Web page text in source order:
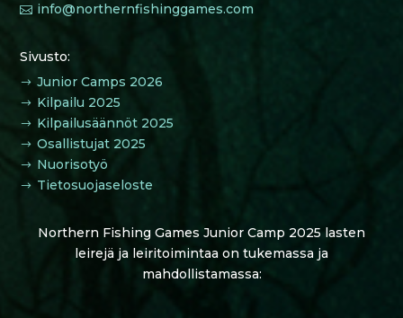
 info@northernfishinggames.com
Sivusto:
$ Junior Camps 2026
$ Kilpailu 2025
$ Kilpailusäännöt 2025
$ Osallistujat 2025
$ Nuorisotyö
$ Tietosuojaseloste
Northern Fishing Games Junior Camp 2025 lasten
leirejä ja leiritoimintaa on tukemassa ja
mahdollistamassa: